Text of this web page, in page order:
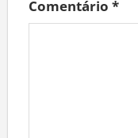
Comentário *